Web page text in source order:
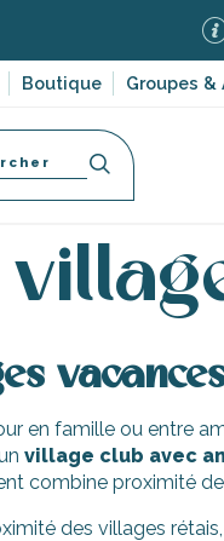
Boutique Groupes &
en famille ou entre
village club avec
combine proximité
des villages